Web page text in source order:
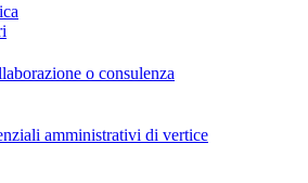
o consulenza
amministrativi di vertice